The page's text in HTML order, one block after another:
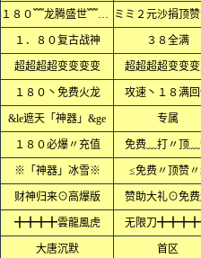
１８０﹌龙腾盛世﹌火龙﹌
１．８０复古战神 ３８全满
超超超超变变变变 超超超超变变
１８０丶免费火龙 攻速丶１８满
&le遮天「神器」&ge 专属
１８０必爆〃充值 免费﹏打〃顶
※「神器」冰雪※ ≤免费〃顶赞
财神归来⊙高爆版 赞助大礼⊙免
╋╋╋╋雲龍風虎 无限刀
大唐沉默 首区